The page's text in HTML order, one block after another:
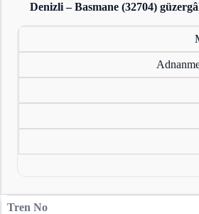
Denizli – Basmane (32704)